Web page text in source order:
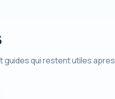
guides qui restent utiles apres